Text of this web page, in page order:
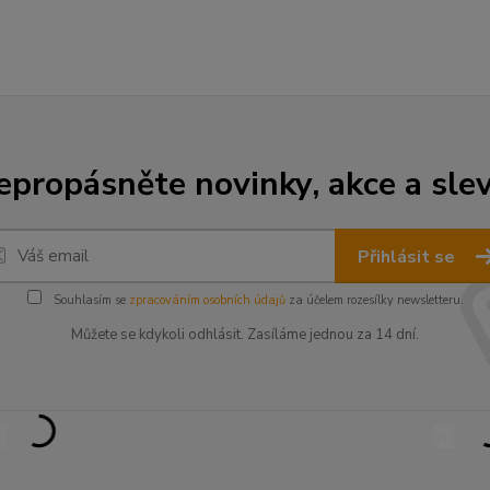
novinky, akce a
Přihlásit se
Souhlasím se zpracováním osobních údajůza účelem rozesílky newsletteru.
Můžete se kdykoli odhlásit. Zasíláme jednou za 14 dní.